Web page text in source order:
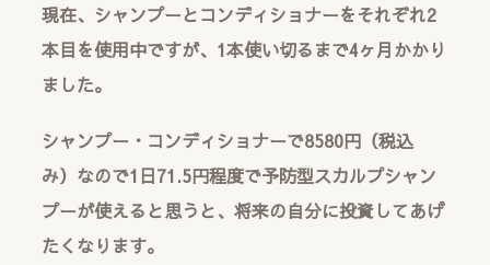
現在、シャンプーとコンディショナーをそれぞれ2
本目を使用中ですが、1本使い切るまで4ヶ月かかり
ました。
シャンプー・コンディショナーで8580円（税込
み）なので1日71.5円程度で予防型スカルプシャン
プーが使えると思うと、将来の自分に投資してあげ
たくなります。